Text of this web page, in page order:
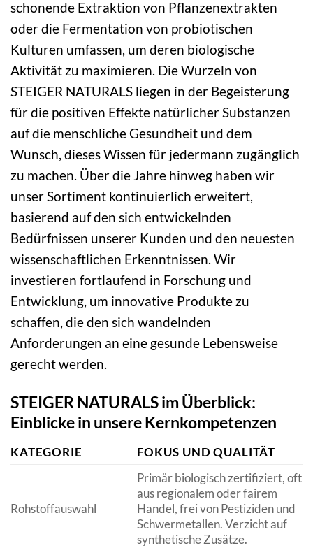
schonende Extraktion von Pflanzenextrakten
oder die Fermentation von probiotischen
Kulturen umfassen, um deren biologische
Aktivität zu maximieren. Die Wurzeln von
STEIGER NATURALS liegen in der Begeisterung
für die positiven Effekte natürlicher Substanzen
auf die menschliche Gesundheit und dem
Wunsch, dieses Wissen für jedermann zugänglich
zu machen. Über die Jahre hinweg haben wir
unser Sortiment kontinuierlich erweitert,
basierend auf den sich entwickelnden
Bedürfnissen unserer Kunden und den neuesten
wissenschaftlichen Erkenntnissen. Wir
investieren fortlaufend in Forschung und
Entwicklung, um innovative Produkte zu
schaffen, die den sich wandelnden
Anforderungen an eine gesunde Lebensweise
gerecht werden.
STEIGER NATURALS im Überblick:
Einblicke in unsere Kernkompetenzen
KATEGORIE FOKUS UND QUALITÄT
Rohstoffauswahl
Primär biologisch zertifiziert, oft
aus regionalem oder fairem
Handel, frei von Pestiziden und
Schwermetallen. Verzicht auf
synthetische Zusätze.